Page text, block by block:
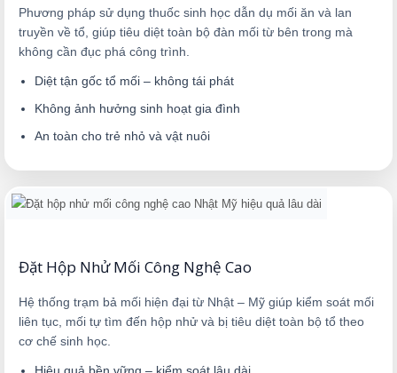
Phương pháp sử dụng thuốc sinh học dẫn dụ mối ăn và lan
truyền về tổ, giúp tiêu diệt toàn bộ đàn mối từ bên trong mà
không cần đục phá công trình.
Diệt tận gốc tổ mối – không tái phát
Không ảnh hưởng sinh hoạt gia đình
An toàn cho trẻ nhỏ và vật nuôi
Đặt Hộp Nhử Mối Công Nghệ Cao
Hệ thống trạm bả mối hiện đại từ Nhật – Mỹ giúp kiểm soát mối
liên tục, mối tự tìm đến hộp nhử và bị tiêu diệt toàn bộ tổ theo
cơ chế sinh học.
Hiệu quả bền vững – kiểm soát lâu dài